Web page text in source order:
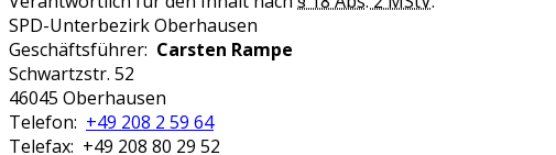
SPD-Unterbezirk Oberhausen
Geschäftsführer: Carsten Rampe
Schwartzstr. 52
46045 Oberhausen
Telefon: +49 208 2 59 64
Telefax: +49 208 80 29 52